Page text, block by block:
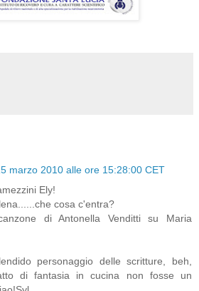
marzo 2010 alle ore 15:28:00 CET
Ely!
cosa c'entra?
di Antonella Venditti su Maria
personaggio delle scritture, beh,
di fantasia in cucina non fosse un